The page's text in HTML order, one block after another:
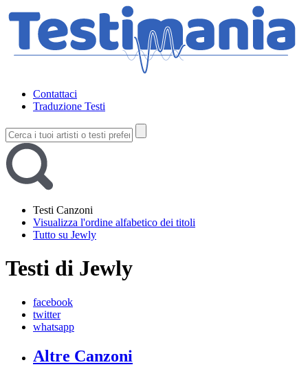
Contattaci
Traduzione Testi
Testi Canzoni
Visualizza l'ordine alfabetico dei titoli
Tutto su Jewly
Testi di Jewly
facebook
twitter
whatsapp
Altre Canzoni